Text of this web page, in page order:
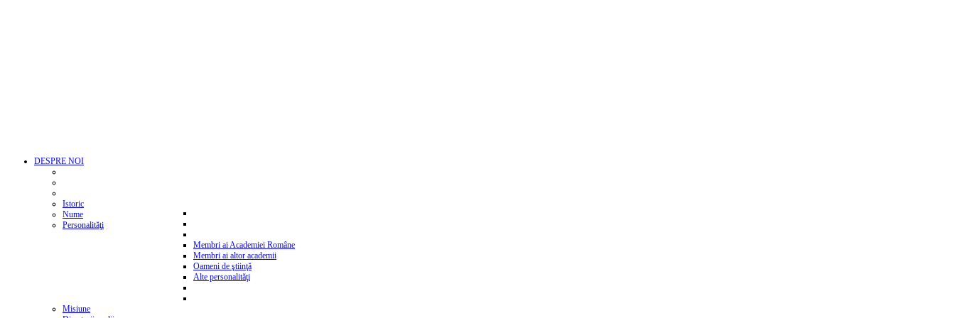
DESPRE NOI
Istoric
Nume
Personalităţi
Membri ai Academiei Române
Membri ai altor academii
Oameni de ştiinţă
Alte personalităţi
Misiune